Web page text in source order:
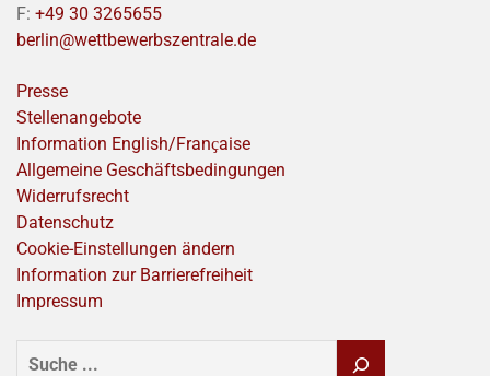
F: +49 30 3265655
berlin@wettbewerbszentrale.de
Presse
Stellenangebote
Information English/Franҫaise
Allgemeine Geschäftsbedingungen
Widerrufsrecht
Datenschutz
Cookie-Einstellungen ändern
Information zur Barrierefreiheit
Impressum
SUCHEN